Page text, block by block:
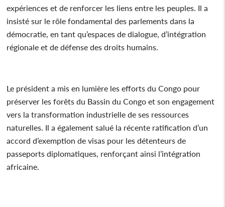
expériences et de renforcer les liens entre les peuples. Il a
insisté sur le rôle fondamental des parlements dans la
démocratie, en tant qu’espaces de dialogue, d’intégration
régionale et de défense des droits humains.
Le président a mis en lumière les efforts du Congo pour
préserver les forêts du Bassin du Congo et son engagement
vers la transformation industrielle de ses ressources
naturelles. Il a également salué la récente ratification d’un
accord d’exemption de visas pour les détenteurs de
passeports diplomatiques, renforçant ainsi l’intégration
africaine.